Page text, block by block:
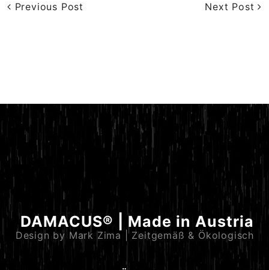
Previous Post Next Post
DAMACUS® | Made in Austria
Design by Mark Zima | Zeitgemäß & Ökologisch